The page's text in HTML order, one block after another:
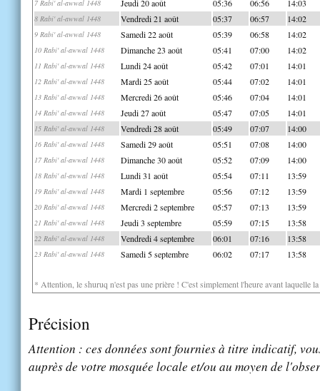
7 Rabi' al-awwal 1448 Jeudi 20 août 05:36 06:56 14:03
8 Rabi' al-awwal 1448 Vendredi 21 août 05:37 06:57 14:02
9 Rabi' al-awwal 1448 Samedi 22 août 05:39 06:58 14:02
10 Rabi' al-awwal 1448 Dimanche 23 août 05:41 07:00 14:02
11 Rabi' al-awwal 1448 Lundi 24 août 05:42 07:01 14:01
12 Rabi' al-awwal 1448 Mardi 25 août 05:44 07:02 14:01
13 Rabi' al-awwal 1448 Mercredi 26 août 05:46 07:04 14:01
14 Rabi' al-awwal 1448 Jeudi 27 août 05:47 07:05 14:01
15 Rabi' al-awwal 1448 Vendredi 28 août 05:49 07:07 14:00
16 Rabi' al-awwal 1448 Samedi 29 août 05:51 07:08 14:00
17 Rabi' al-awwal 1448 Dimanche 30 août 05:52 07:09 14:00
18 Rabi' al-awwal 1448 Lundi 31 août 05:54 07:11 13:59
19 Rabi' al-awwal 1448 Mardi 1 septembre 05:56 07:12 13:59
20 Rabi' al-awwal 1448 Mercredi 2 septembre 05:57 07:13 13:59
21 Rabi' al-awwal 1448 Jeudi 3 septembre 05:59 07:15 13:58
22 Rabi' al-awwal 1448 Vendredi 4 septembre 06:01 07:16 13:58
23 Rabi' al-awwal 1448 Samedi 5 septembre 06:02 07:17 13:58
* Attention, le shuruq n'est pas une prière ! C'est simplement l'heure avant laquelle
Précision
Attention : ces données sont fournies à titre indicatif,
auprès de votre mosquée locale et/ou au moyen de